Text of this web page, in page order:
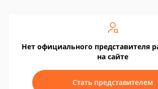
Нет официального представителя
на сайте
Стать представителем